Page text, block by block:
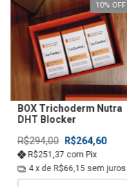
10% OFF
BOX Trichoderm Nutra
DHT Blocker
R$294,00
R$264,60
R$251,37 com Pix
4 x de R$66,15 sem juros